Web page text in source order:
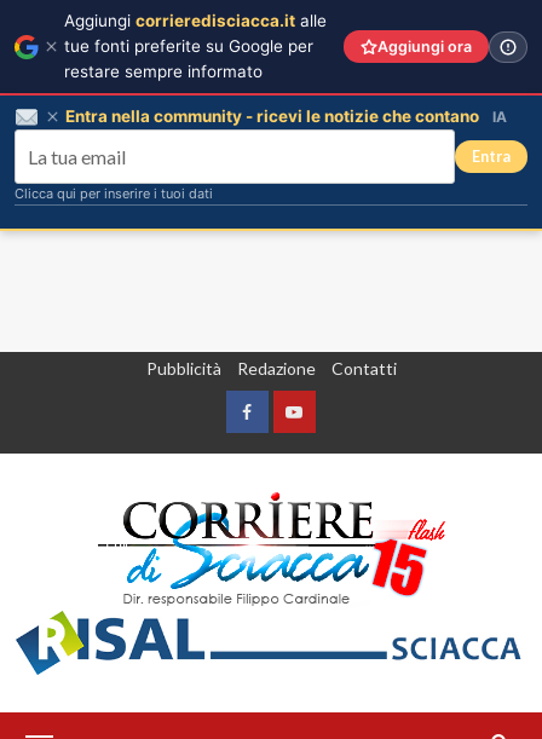
Pubblicità Redazione Contatti
FacebookYountube
Aggiungi corrieredisciacca.it alle
tue fonti preferite su Google per
restare sempre informato
Aggiungi ora
Entra nella community - ricevi le notizie che contano IA
Entra
Clicca qui per inserire i tuoi dati